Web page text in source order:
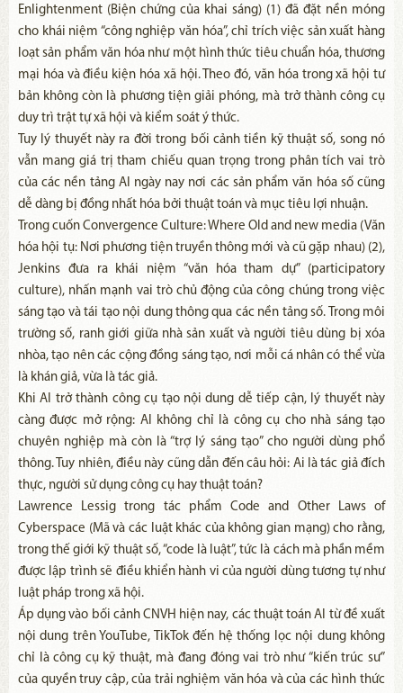
Enlightenment (Biện chứng của khai sáng) (1) đã đặt nền móng
cho khái niệm “công nghiệp văn hóa”, chỉ trích việc sản xuất hàng
loạt sản phẩm văn hóa như một hình thức tiêu chuẩn hóa, thương
mại hóa và điều kiện hóa xã hội. Theo đó, văn hóa trong xã hội tư
bản không còn là phương tiện giải phóng, mà trở thành công cụ
duy trì trật tự xã hội và kiểm soát ý thức.
Tuy lý thuyết này ra đời trong bối cảnh tiền kỹ thuật số, song nó
vẫn mang giá trị tham chiếu quan trọng trong phân tích vai trò
của các nền tảng AI ngày nay nơi các sản phẩm văn hóa số cũng
dễ dàng bị đồng nhất hóa bởi thuật toán và mục tiêu lợi nhuận.
Trong cuốn Convergence Culture: Where Old and new media (Văn
hóa hội tụ: Nơi phương tiện truyền thông mới và cũ gặp nhau) (2),
Jenkins đưa ra khái niệm “văn hóa tham dự” (participatory
culture), nhấn mạnh vai trò chủ động của công chúng trong việc
sáng tạo và tái tạo nội dung thông qua các nền tảng số. Trong môi
trường số, ranh giới giữa nhà sản xuất và người tiêu dùng bị xóa
nhòa, tạo nên các cộng đồng sáng tạo, nơi mỗi cá nhân có thể vừa
là khán giả, vừa là tác giả.
Khi AI trở thành công cụ tạo nội dung dễ tiếp cận, lý thuyết này
càng được mở rộng: AI không chỉ là công cụ cho nhà sáng tạo
chuyên nghiệp mà còn là “trợ lý sáng tạo” cho người dùng phổ
thông. Tuy nhiên, điều này cũng dẫn đến câu hỏi: Ai là tác giả đích
thực, người sử dụng công cụ hay thuật toán?
Lawrence Lessig trong tác phẩm Code and Other Laws of
Cyberspace (Mã và các luật khác của không gian mạng) cho rằng,
trong thế giới kỹ thuật số, “code là luật”, tức là cách mà phần mềm
được lập trình sẽ điều khiển hành vi của người dùng tương tự như
luật pháp trong xã hội.
Áp dụng vào bối cảnh CNVH hiện nay, các thuật toán AI từ đề xuất
nội dung trên YouTube, TikTok đến hệ thống lọc nội dung không
chỉ là công cụ kỹ thuật, mà đang đóng vai trò như “kiến trúc sư”
của quyền truy cập, của trải nghiệm văn hóa và của các hình thức